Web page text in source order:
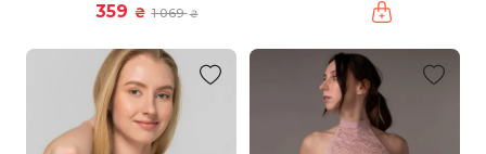
359 ₴ 1 069₴